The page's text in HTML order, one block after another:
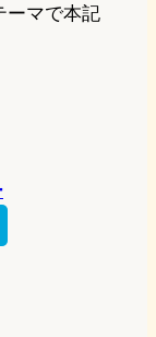
ーマで本記